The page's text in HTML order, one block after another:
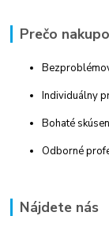
Prečo
Individuálny
Bohaté
Odborné
Nájdete nás